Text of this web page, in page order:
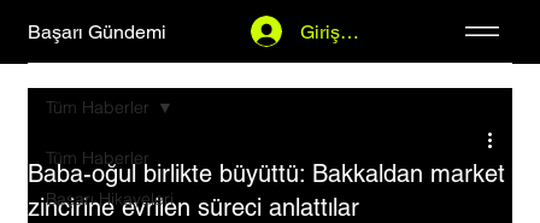
Başarı Gündemi Giriş Yap
Tüm Haberler
Başarı Hikayeleri
Tüm Haberler
Baba-oğul birlikte büyüttü: Bakkaldan market
zincirine evrilen süreci anlattılar